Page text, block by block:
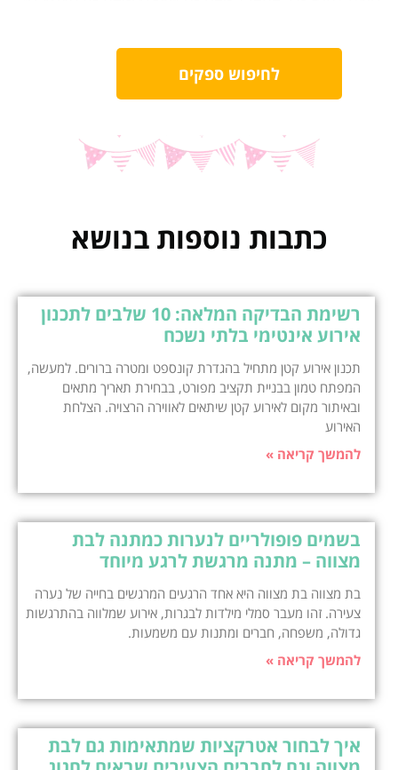
לחיפוש ספקים
כתבות נוספות בנושא
רשימת הבדיקה המלאה: 10 שלבים לתכנון
אירוע אינטימי בלתי נשכח
תכנון אירוע קטן מתחיל בהגדרת קונספט ומטרה ברורים. למעשה,
המפתח טמון בבניית תקציב מפורט, בבחירת תאריך מתאים
ובאיתור מקום לאירוע קטן שיתאים לאווירה הרצויה. הצלחת
האירוע
להמשך קריאה »
בשמים פופולריים לנערות כמתנה לבת
מצווה – מתנה מרגשת לרגע מיוחד
בת מצווה בת מצווה היא אחד הרגעים המרגשים בחייה של נערה
צעירה. זהו מעבר סמלי מילדות לבגרות, אירוע שמלווה בהתרגשות
גדולה, משפחה, חברים ומתנות עם משמעות.
להמשך קריאה »
איך לבחור אטרקציות שמתאימות גם לבת